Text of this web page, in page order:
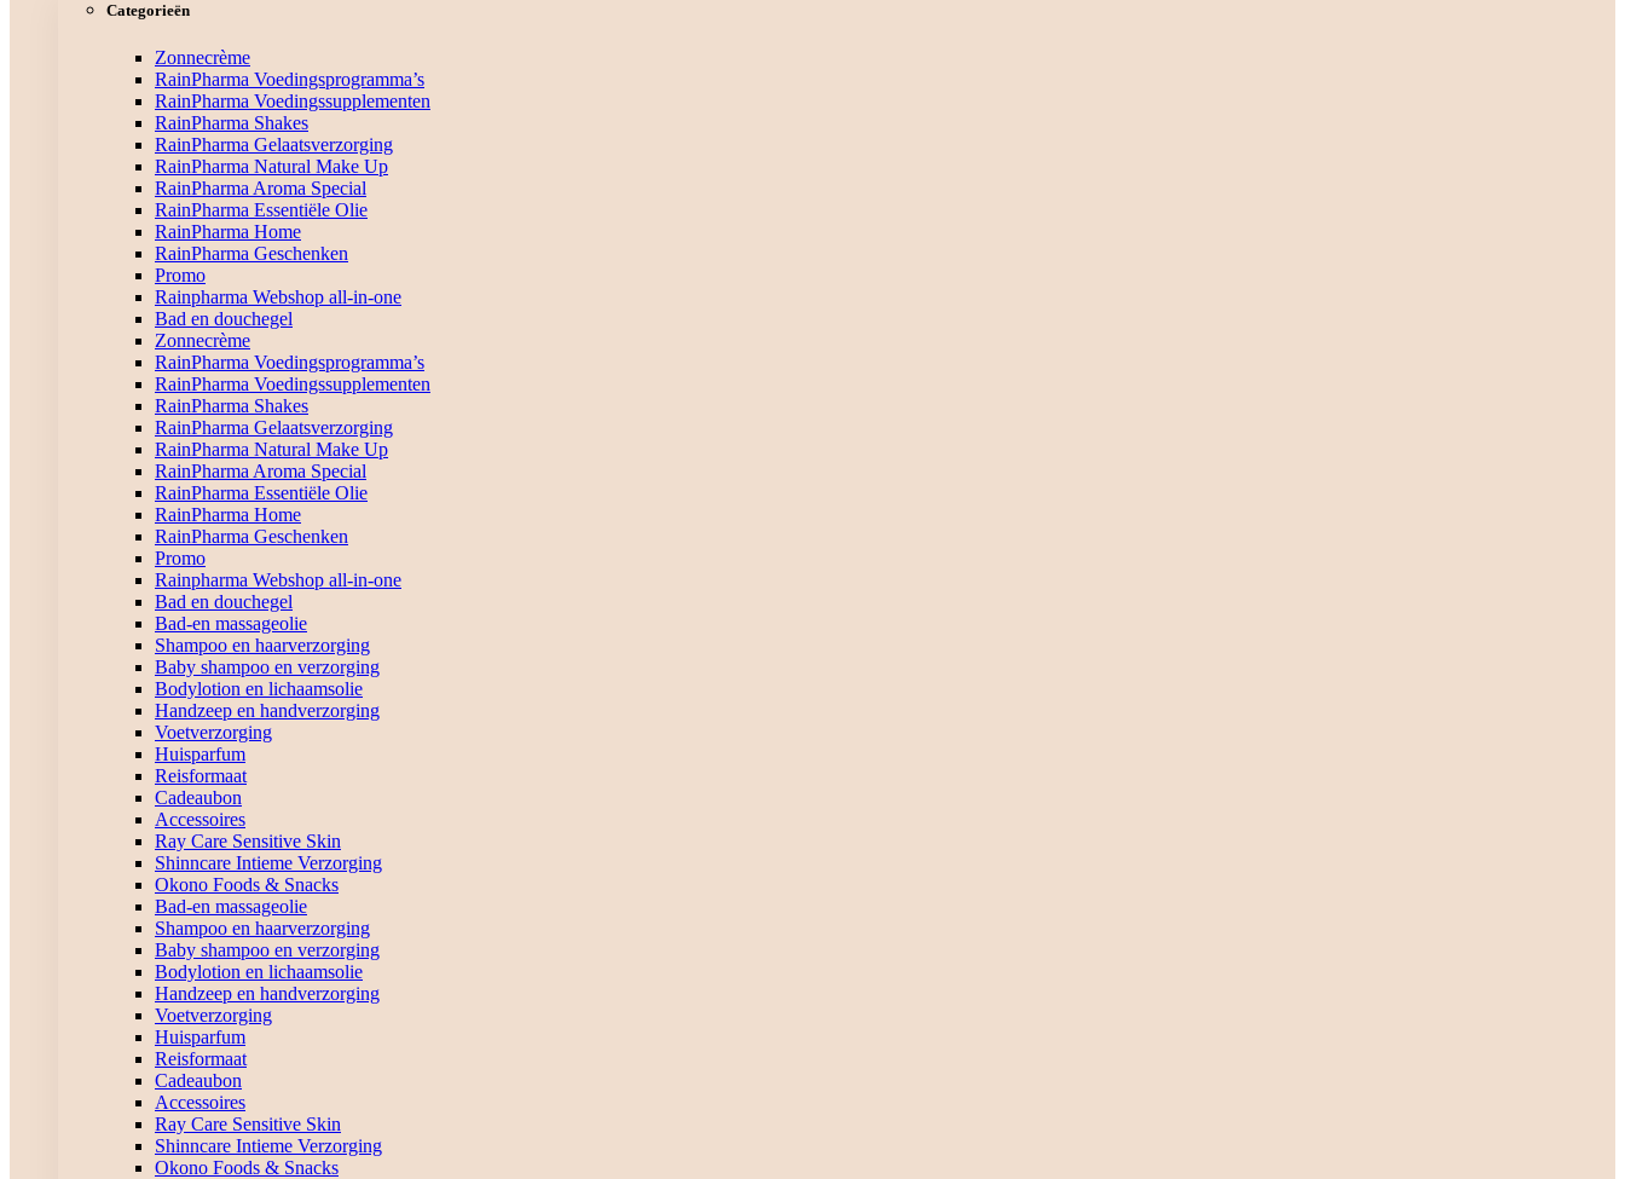
Categorieën
Zonnecrème
RainPharma Voedingsprogramma’s
RainPharma Voedingssupplementen
RainPharma Shakes
RainPharma Gelaatsverzorging
RainPharma Natural Make Up
RainPharma Aroma Special
RainPharma Essentiële Olie
RainPharma Home
RainPharma Geschenken
Promo
Rainpharma Webshop all-in-one
Bad en douchegel
Zonnecrème
RainPharma Voedingsprogramma’s
RainPharma Voedingssupplementen
RainPharma Shakes
RainPharma Gelaatsverzorging
RainPharma Natural Make Up
RainPharma Aroma Special
RainPharma Essentiële Olie
RainPharma Home
RainPharma Geschenken
Promo
Rainpharma Webshop all-in-one
Bad en douchegel
Bad-en massageolie
Shampoo en haarverzorging
Baby shampoo en verzorging
Bodylotion en lichaamsolie
Handzeep en handverzorging
Voetverzorging
Huisparfum
Reisformaat
Cadeaubon
Accessoires
Ray Care Sensitive Skin
Shinncare Intieme Verzorging
Okono Foods & Snacks
Bad-en massageolie
Shampoo en haarverzorging
Baby shampoo en verzorging
Bodylotion en lichaamsolie
Handzeep en handverzorging
Voetverzorging
Huisparfum
Reisformaat
Cadeaubon
Accessoires
Ray Care Sensitive Skin
Shinncare Intieme Verzorging
Okono Foods & Snacks